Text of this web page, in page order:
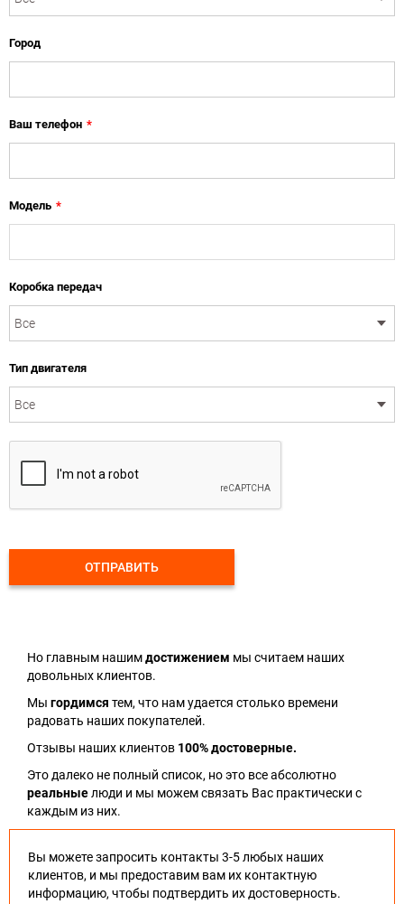
Город
Ваш телефон *
Модель *
Коробка передач
Тип двигателя
ОТПРАВИТЬ
Но главным нашимдостижением мы считаем наших
довольных клиентов.
Мы гордимся тем, что нам удается столько времени
радовать наших покупателей.
Отзывы наших клиентов 100% достоверные.
Это далеко не полный список, но это все абсолютно
реальныелюди и мы можем связать Вас практически с
каждым из них.
Вы можете запросить контакты 3-5 любых наших
клиентов, и мы предоставим вам их контактную
информацию, чтобы подтвердить их достоверность.